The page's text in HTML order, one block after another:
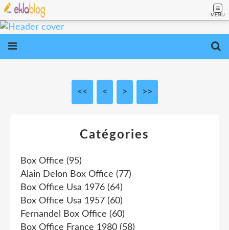
MENU
<< < > >>
Catégories
Box Office (95)
Alain Delon Box Office (77)
Box Office Usa 1976 (64)
Box Office Usa 1957 (60)
Fernandel Box Office (60)
Box Office France 1980 (58)